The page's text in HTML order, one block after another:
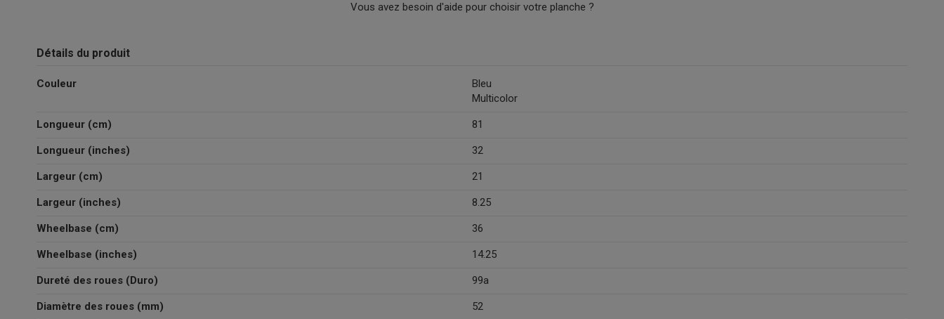
Vous avez besoin d'aide pour choisir votre planche ?
Détails du produit
Couleur
Bleu
Multicolor
Longueur (cm) 81
Longueur (inches) 32
Largeur (cm) 21
Largeur (inches) 8.25
Wheelbase (cm) 36
Wheelbase (inches) 14.25
Dureté des roues (Duro) 99a
Diamètre des roues (mm) 52